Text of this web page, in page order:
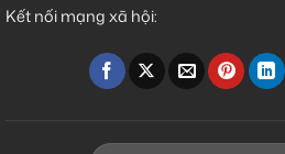
Kết nối mạng xã hội: